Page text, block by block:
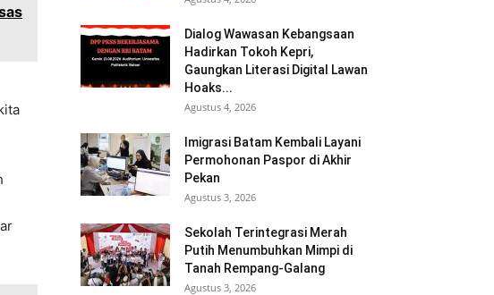
Dialog Wawasan Kebangsaan
Hadirkan Tokoh Kepri,
Gaungkan Literasi Digital Lawan
Hoaks...
Agustus 4, 2026
Imigrasi Batam Kembali Layani
Permohonan Paspor di Akhir
Pekan
Agustus 3, 2026
Sekolah Terintegrasi Merah
Putih Menumbuhkan Mimpi di
Tanah Rempang-Galang
Agustus 3, 2026